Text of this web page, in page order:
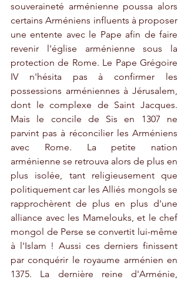
souveraineté arménienne poussa alors
certains Arméniens influents à proposer
une entente avec le Pape afin de faire
revenir l'église arménienne sous la
protection de Rome. Le Pape Grégoire
IV n'hésita pas à confirmer les
possessions arméniennes à Jérusalem,
dont le complexe de Saint Jacques.
Mais le concile de Sis en 1307 ne
parvint pas à réconcilier les Arméniens
avec Rome. La petite nation
arménienne se retrouva alors de plus en
plus isolée, tant religieusement que
politiquement car les Alliés mongols se
rapprochèrent de plus en plus d'une
alliance avec les Mamelouks, et le chef
mongol de Perse se convertit lui-même
à l'Islam ! Aussi ces derniers finissent
par conquérir le royaume arménien en
1375. La dernière reine d'Arménie,